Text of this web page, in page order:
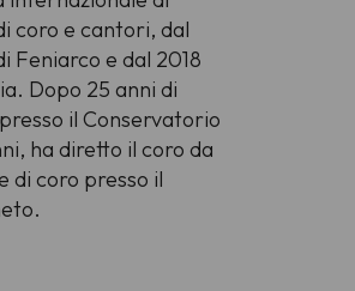
coro e cantori, dal
Feniarco e dal 2018
Dopo 25 anni di
il Conservatorio
ha diretto il coro da
di coro presso il